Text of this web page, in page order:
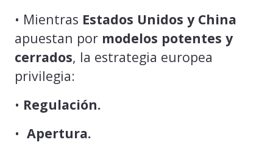
• Mientras Estados Unidos y China
apuestan por modelos potentes y
cerrados, la estrategia europea
privilegia:
• Regulación.
• Apertura.